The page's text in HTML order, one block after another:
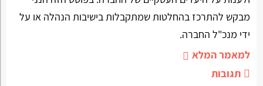
מבקש להתרכז בהחלטות שמתקבלות בישיבות הנהלה או על
ידי מנכ"ל החברה.
למאמר המלא
תגובות